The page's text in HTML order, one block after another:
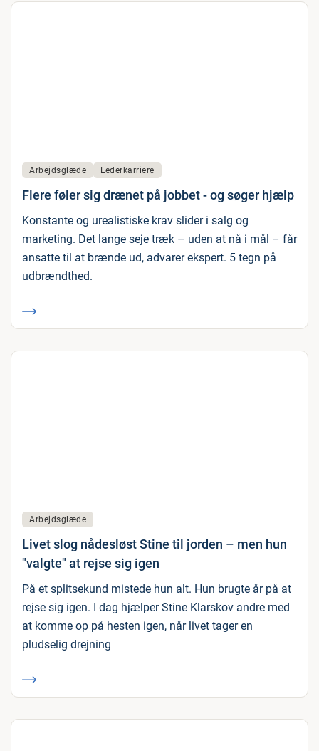
Arbejdsglæde Lederkarriere
Flere føler sig drænet på jobbet - og søger hjælp
Konstante og urealistiske krav slider i salg og
marketing. Det lange seje træk – uden at nå i mål – får
ansatte til at brænde ud, advarer ekspert. 5 tegn på
udbrændthed.
Arbejdsglæde
Livet slog nådesløst Stine til jorden – men hun
"valgte" at rejse sig igen
På et splitsekund mistede hun alt. Hun brugte år på at
rejse sig igen. I dag hjælper Stine Klarskov andre med
at komme op på hesten igen, når livet tager en
pludselig drejning